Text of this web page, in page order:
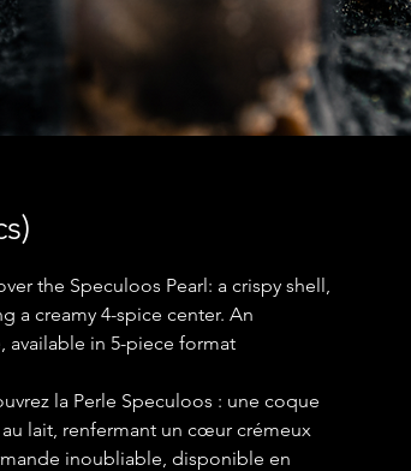
the Speculoos Pearl: a crispy shell,
a creamy 4-spice center. An
in 5-piece format
la Perle Speculoos : une coque
lait, renfermant un cœur crémeux
inoubliable, disponible en